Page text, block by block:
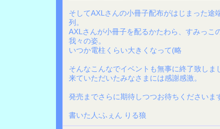
そしてAXLさんの小冊子配布がはじまった途
列。
AXLさんが小冊子を配るかたわら、すみっこ
我々の姿。
いつか電柱くらい大きくなって(略
そんなこんなでイベントも無事に終了致しま
来ていただいたみなさまには感謝感激。
発売までさらに期待しつつお待ちくださいま
書いた人:ふぇん りる狼